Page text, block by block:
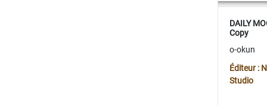
DAILY
Copy
o-okun
Éditeur :
Studio